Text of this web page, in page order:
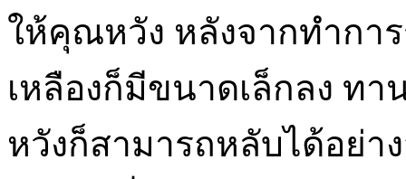
ให้คุณหวัง หลังจากทำกา
เหลืองก็มีขนาดเล็กลง ท
หวังก็สามารถหลับได้อย่า